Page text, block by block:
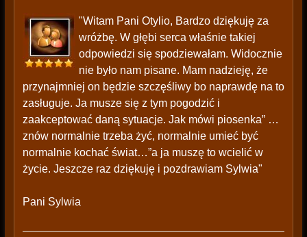
"Witam Pani Otylio, Bardzo dziękuję za
wróżbę. W głębi serca właśnie takiej
odpowiedzi się spodziewałam. Widocznie
nie było nam pisane. Mam nadzieję, że
przynajmniej on będzie szczęśliwy bo naprawdę na to
zasługuje. Ja musze się z tym pogodzić i
zaakceptować daną sytuacje. Jak mówi piosenka” …
znów normalnie trzeba żyć, normalnie umieć być
normalnie kochać świat…”a ja muszę to wcielić w
życie. Jeszcze raz dziękuję i pozdrawiam Sylwia"
Pani Sylwia